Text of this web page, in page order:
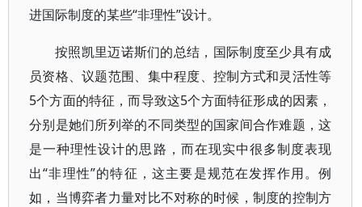
进国际制度的某些“非理性”设计。
按照凯里迈诺斯们的总结，国际制度至少具有成
员资格、议题范围、集中程度、控制方式和灵活性等
5个方面的特征，而导致这5个方面特征形成的因素，
分别是她们所列举的不同类型的国家间合作难题，这
是一种理性设计的思路，而在现实中很多制度表现
出“非理性”的特征，这主要是规范在发挥作用。例
如，当博弈者力量对比不对称的时候，制度的控制方